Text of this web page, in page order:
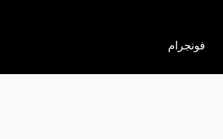
فونجرام